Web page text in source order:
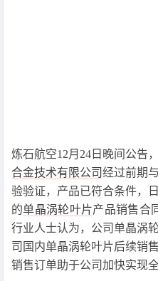
炼石航空12月24日晚间公告
合金技术有限公司经过前期
验验证，产品已符合条件，
的单晶涡轮叶片产品销售合
行业人士认为，公司单晶涡
司国内单晶涡轮叶片后续销
销售订单助于公司加快实现